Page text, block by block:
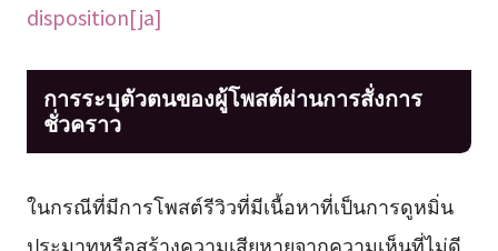
disposition[ja]
การระบุตัวตนของผู้โพสต์ผ่านการสั่งการ
ชั่วคราว
ในกรณีที่มีการโพสต์รีวิวที่มีเนื้อหาที่เป็นการดูหมิ่น
ประมาทหรือสร้างความเสียหายจากความเห็นที่ไม่ดี